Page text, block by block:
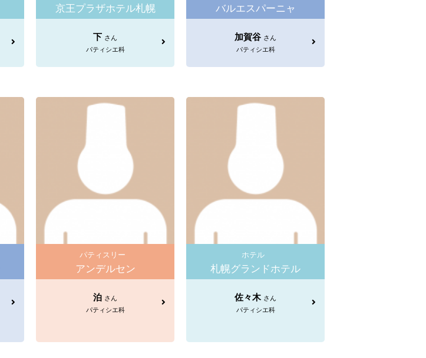
京王プラザホテル札幌
下 さん
パティシエ科
バルエスパーニャ
加賀谷 さん
パティシエ科
パティスリー
アンデルセン
泊 さん
パティシエ科
ホテル
札幌グランドホテル
佐々木 さん
パティシエ科